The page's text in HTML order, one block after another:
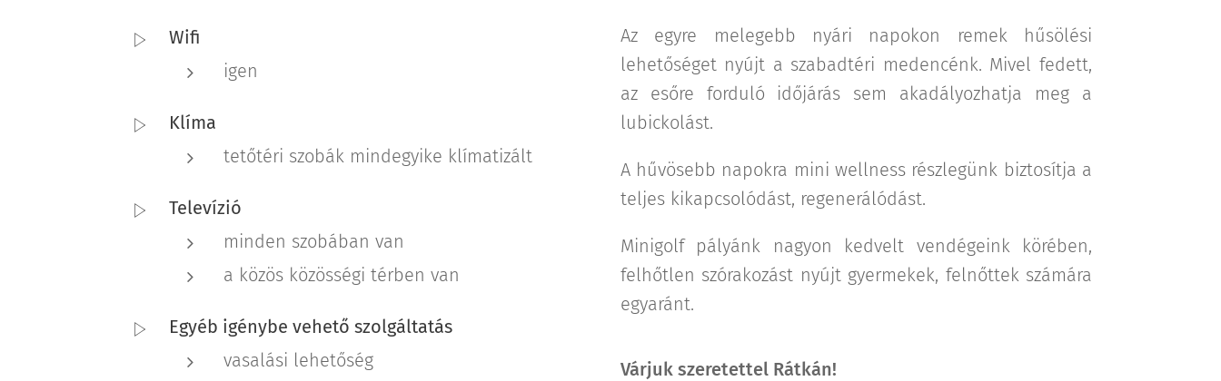
Wifi
igen
Klíma
tetőtéri szobák mindegyike klímatizált
Televízió
minden szobában van
a közös közösségi térben van
Egyéb igénybe vehető szolgáltatás
vasalási lehetőség
Az egyre melegebb nyári napokon remek hűsölési
lehetőséget nyújt a szabadtéri medencénk. Mivel fedett,
az esőre forduló időjárás sem akadályozhatja meg a
lubickolást.
A hűvösebb napokra mini wellness részlegünk biztosítja a
teljes kikapcsolódást, regenerálódást.
Minigolf pályánk nagyon kedvelt vendégeink körében,
felhőtlen szórakozást nyújt gyermekek, felnőttek számára
egyaránt.
Várjuk szeretettel Rátkán!